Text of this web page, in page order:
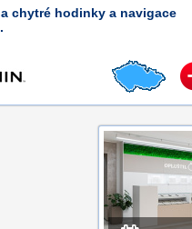
chytré hodinky a navigace